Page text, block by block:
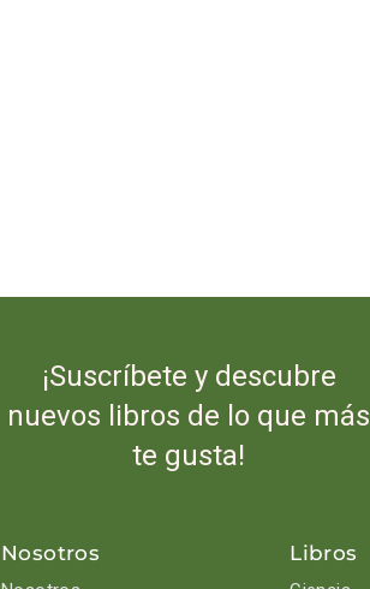
¡Suscríbete y descubre
nuevos libros de lo que más
te gusta!
Nosotros Libros